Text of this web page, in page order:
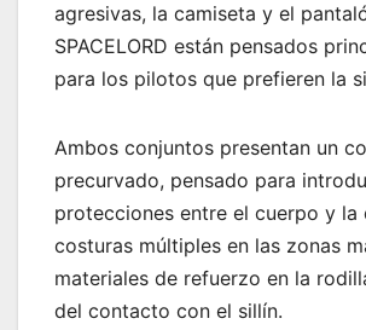
agresivas, la camiseta y el
SPACELORD están pensados
para los pilotos que prefieren la
Ambos conjuntos presentan un
precurvado, pensado para
protecciones entre el cuerpo y la
costuras múltiples en las zonas
materiales de refuerzo en la
del contacto con el sillín.